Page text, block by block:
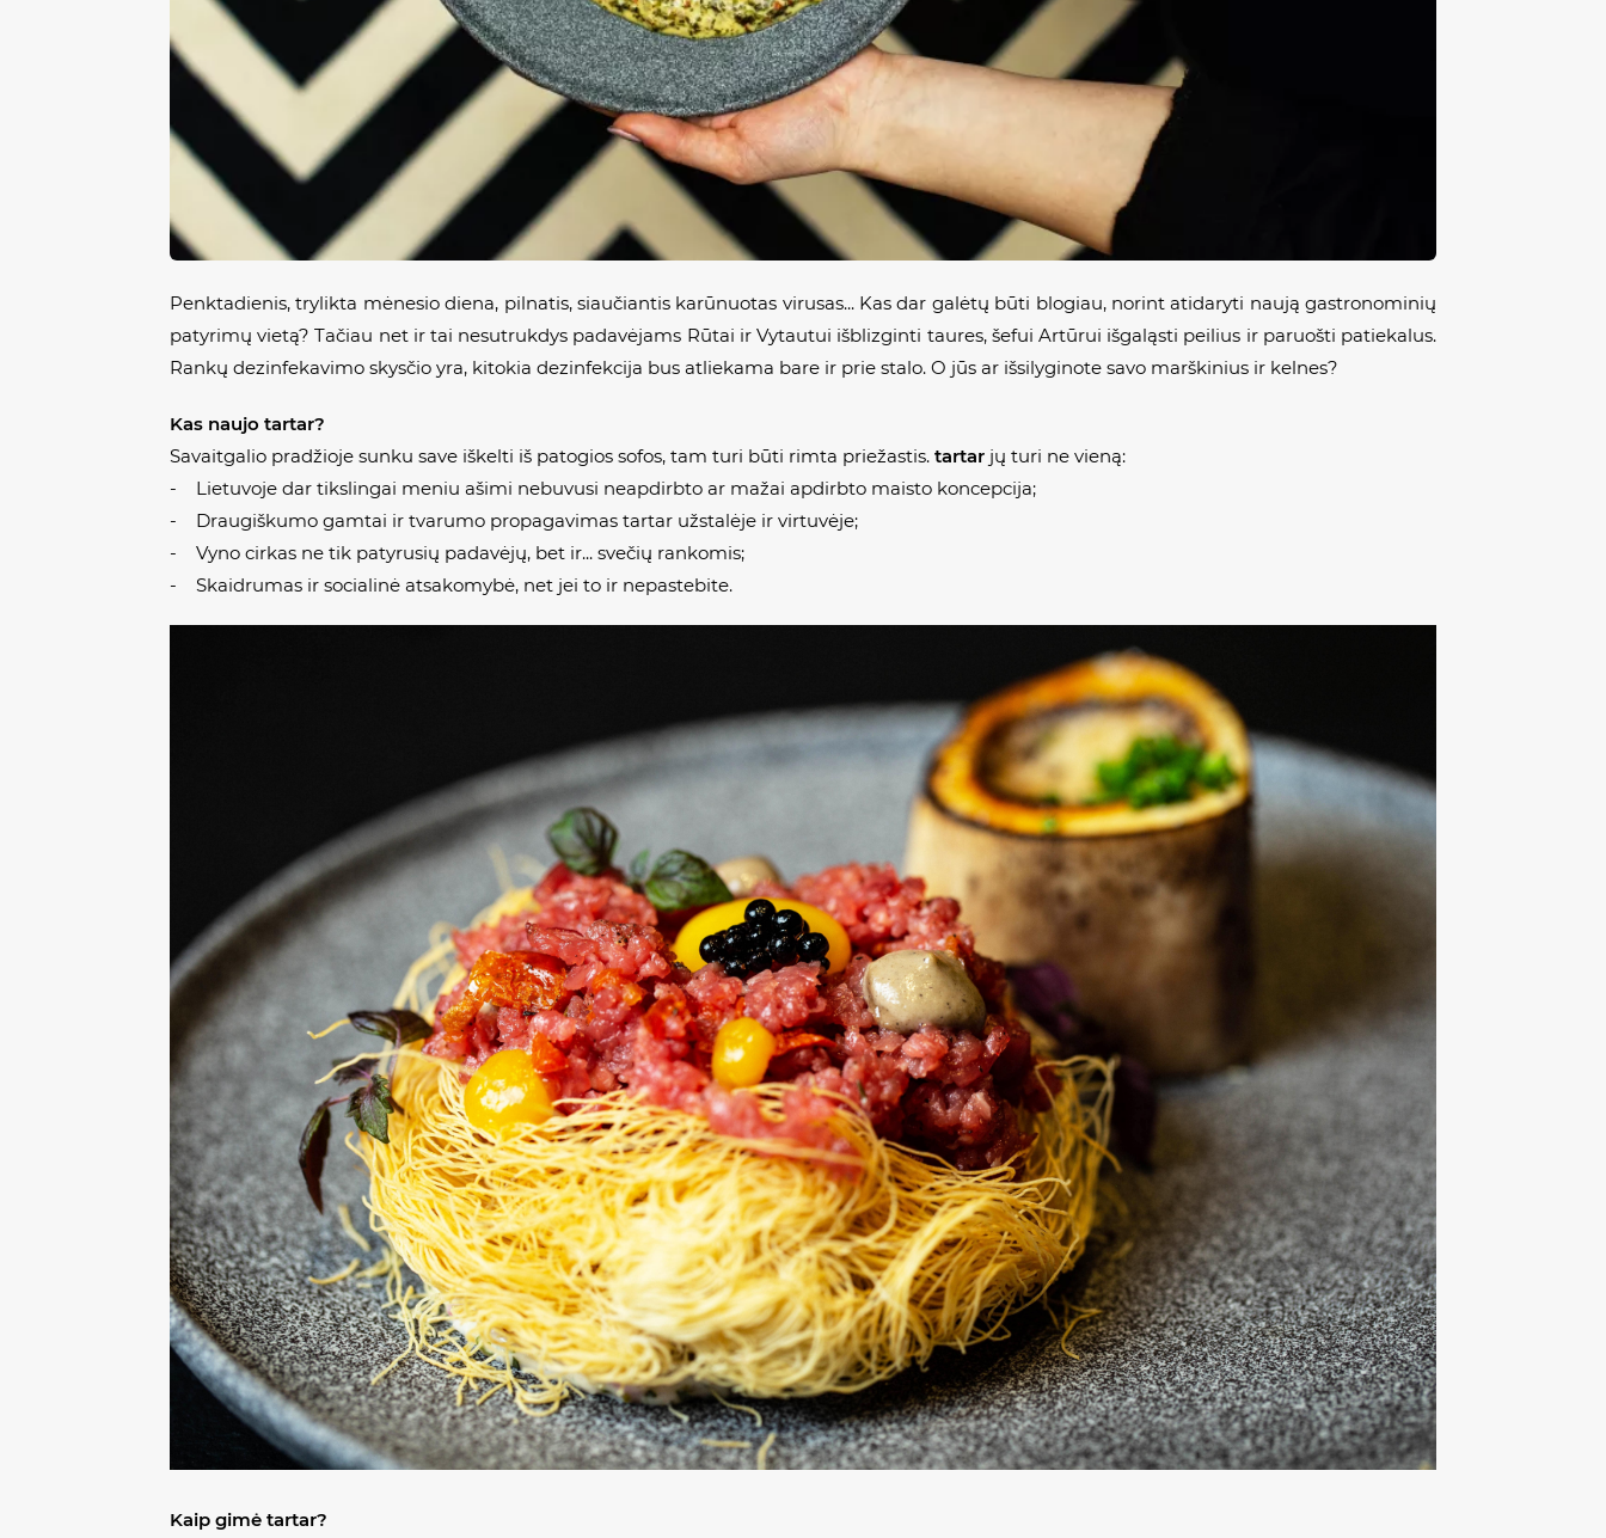
Penktadienis, trylikta mėnesio diena, pilnatis, siaučiantis karūnuotas virusas... Kas dar galėtų būti blogiau, norint atidaryti naują gastronominių
patyrimų vietą? Tačiau net ir tai nesutrukdys padavėjams Rūtai ir Vytautui išblizginti taures, šefui Artūrui išgaląsti peilius ir paruošti patiekalus.
Rankų dezinfekavimo skysčio yra, kitokia dezinfekcija bus atliekama bare ir prie stalo. O jūs ar išsilyginote savo marškinius ir kelnes?
Kas naujo tartar?
Savaitgalio pradžioje sunku save iškelti iš patogios sofos, tam turi būti rimta priežastis. tartar jų turi ne vieną:
- Lietuvoje dar tikslingai meniu ašimi nebuvusi neapdirbto ar mažai apdirbto maisto koncepcija;
- Draugiškumo gamtai ir tvarumo propagavimas tartar užstalėje ir virtuvėje;
- Vyno cirkas ne tik patyrusių padavėjų, bet ir... svečių rankomis;
- Skaidrumas ir socialinė atsakomybė, net jei to ir nepastebite.
Kaip gimė tartar?